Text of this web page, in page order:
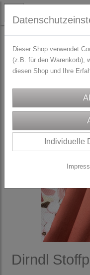
STOFFE DIRNDL-
Dirndl
Dieser Shop verwendet
(z.B. für den Warenkorb),
diesen Shop und Ihre
Individuelle